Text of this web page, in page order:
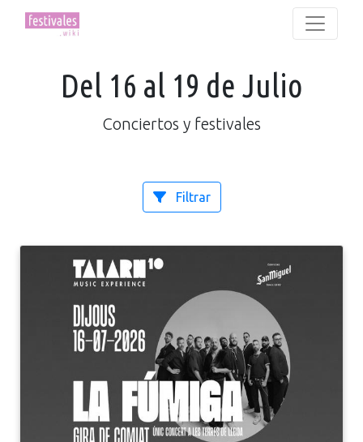
Del 16 al 19 de Julio
Conciertos y festivales
Filtrar